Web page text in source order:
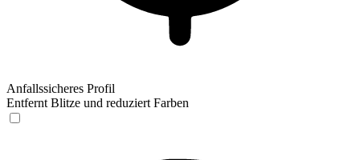
Anfallssicheres Profil
Entfernt Blitze und reduziert Farben